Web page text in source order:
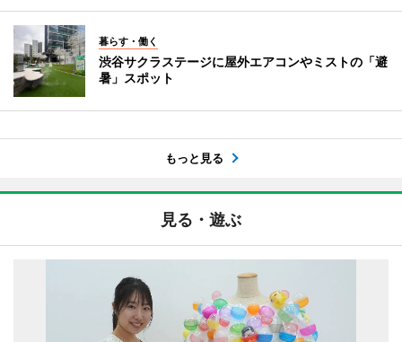
暮らす・働く
渋谷サクラステージに屋外エアコンやミストの「避
暑」スポット
もっと見る
見る・遊ぶ